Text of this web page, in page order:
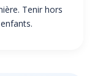
Tenir hors